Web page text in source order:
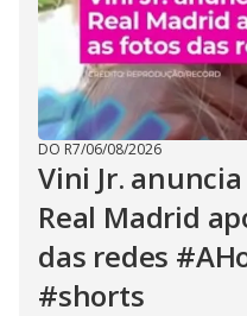
DO R7/06/08/2026
Vini Jr.
Real Madrid
das redes
#shorts